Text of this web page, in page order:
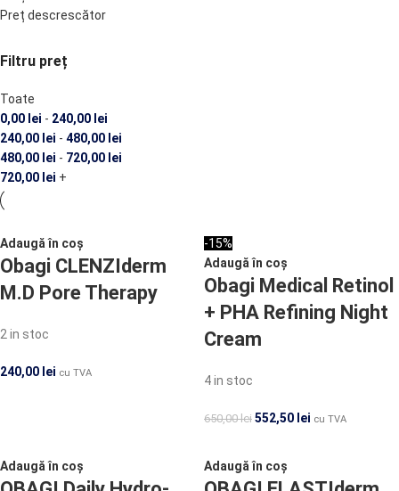
Preț descrescător
Filtru preț
Toate
0,00 lei - 240,00 lei
240,00 lei - 480,00 lei
480,00 lei - 720,00 lei
720,00 lei +
Adaugă în coș
Obagi CLENZIderm
M.D Pore Therapy
2 in stoc
240,00 lei cu TVA
-15%
Adaugă în coș
Obagi Medical Retinol
+ PHA Refining Night
Cream
4 in stoc
650,00lei 552,50 lei cu TVA
Adaugă în coș Adaugă în coș